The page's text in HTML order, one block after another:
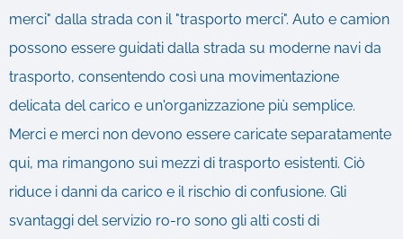
merci" dalla strada con il "trasporto merci". Auto e camion
possono essere guidati dalla strada su moderne navi da
trasporto, consentendo così una movimentazione
delicata del carico e un'organizzazione più semplice.
Merci e merci non devono essere caricate separatamente
qui, ma rimangono sui mezzi di trasporto esistenti. Ciò
riduce i danni da carico e il rischio di confusione. Gli
svantaggi del servizio ro-ro sono gli alti costi di